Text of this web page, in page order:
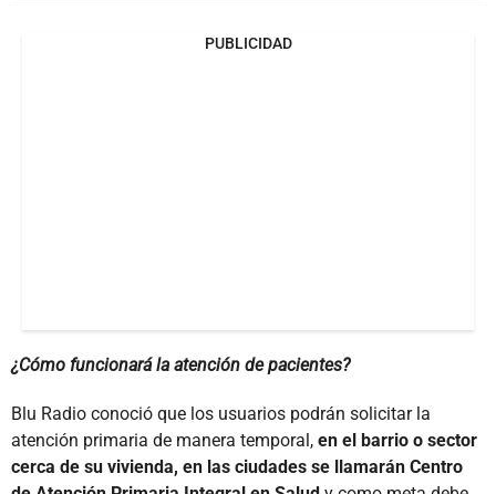
PUBLICIDAD
¿Cómo funcionará la atención de pacientes?
Blu Radio conoció que los usuarios podrán solicitar la
atención primaria de manera temporal, en el barrio o sector
cerca de su vivienda, en las ciudades se llamarán Centro